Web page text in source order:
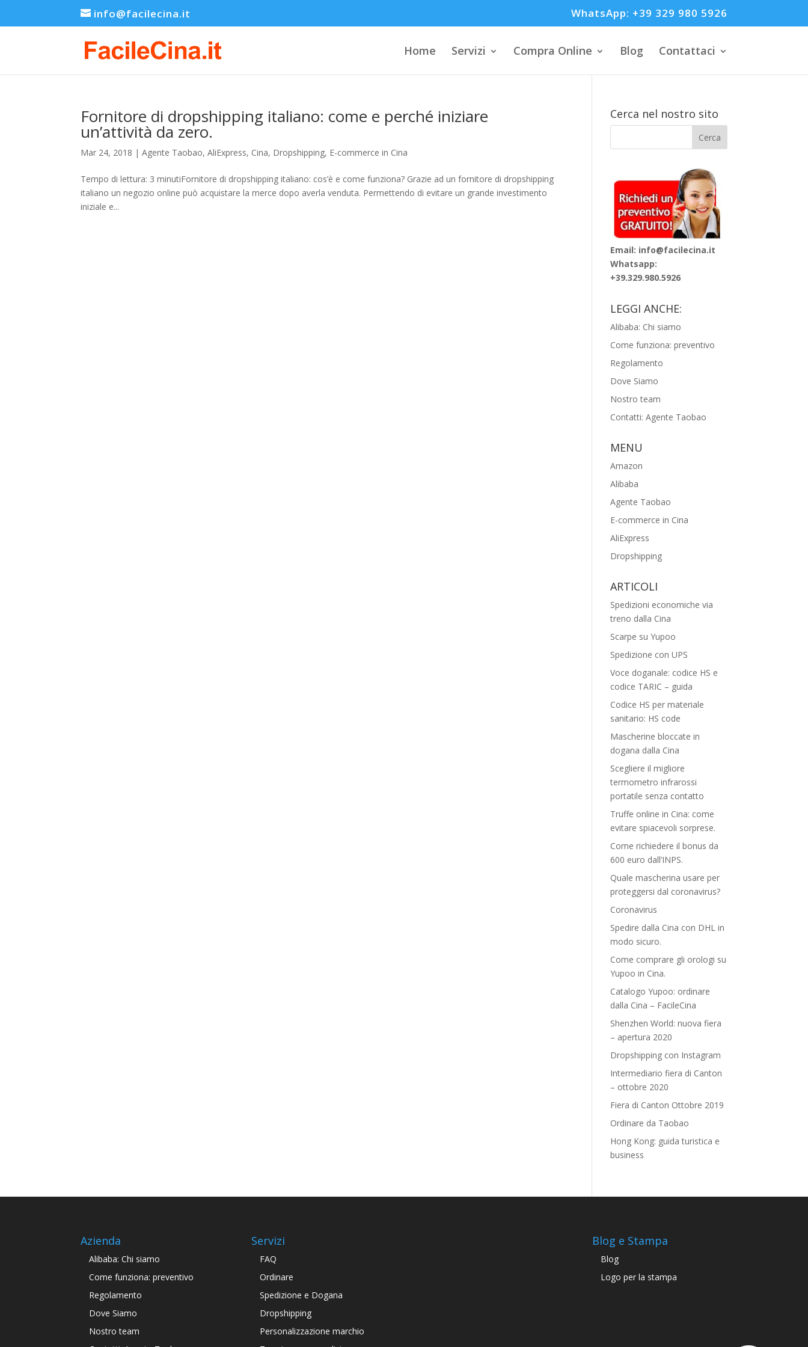
info@facilecina.it WhatsApp: +39 329 980 5926
Home Servizi Compra Online Blog Contattaci
Fornitore di dropshipping italiano: come e perché iniziare
un’attività da zero.
Mar 24, 2018 |Agente Taobao,AliExpress, Cina, Dropshipping, E-commerce in Cina
Tempo di lettura: 3 minutiFornitore di dropshipping italiano: cos’è e come funziona? Grazie ad un fornitore di dropshipping
italiano un negozio online può acquistare la merce dopo averla venduta. Permettendo di evitare un grande investimento
iniziale e...
Cerca nel nostro sito
Email: info@facilecina.it
Whatsapp:
+39.329.980.5926
LEGGI ANCHE:
Alibaba: Chi siamo
Come funziona: preventivo
Regolamento
Dove Siamo
Nostro team
Contatti: Agente Taobao
MENU
Amazon
Alibaba
Agente Taobao
E-commerce in Cina
AliExpress
Dropshipping
ARTICOLI
Spedizioni economiche via
treno dalla Cina
Scarpe su Yupoo
Spedizione con UPS
Voce doganale: codice HS e
codice TARIC – guida
Codice HS per materiale
sanitario: HS code
Mascherine bloccate in
dogana dalla Cina
Scegliere il migliore
termometro infrarossi
portatile senza contatto
Truffe online in Cina: come
evitare spiacevoli sorprese.
Come richiedere il bonus da
600 euro dall’INPS.
Quale mascherina usare per
proteggersi dal coronavirus?
Coronavirus
Spedire dalla Cina con DHL in
modo sicuro.
Come comprare gli orologi su
Yupoo in Cina.
Catalogo Yupoo: ordinare
dalla Cina – FacileCina
Shenzhen World: nuova fiera
– apertura 2020
Dropshipping con Instagram
Intermediario fiera di Canton
– ottobre 2020
Fiera di Canton Ottobre 2019
Ordinare da Taobao
Hong Kong: guida turistica e
business
Azienda
Alibaba: Chi siamo
Come funziona: preventivo
Regolamento
Dove Siamo
Nostro team
Servizi
FAQ
Ordinare
Spedizione e Dogana
Dropshipping
Personalizzazione marchio
Blog e Stampa
Blog
Logo per la stampa